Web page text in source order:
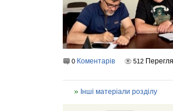
0 Коментарів 512
Інші матеріали розділу